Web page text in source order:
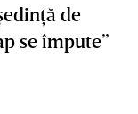
de
se împute”